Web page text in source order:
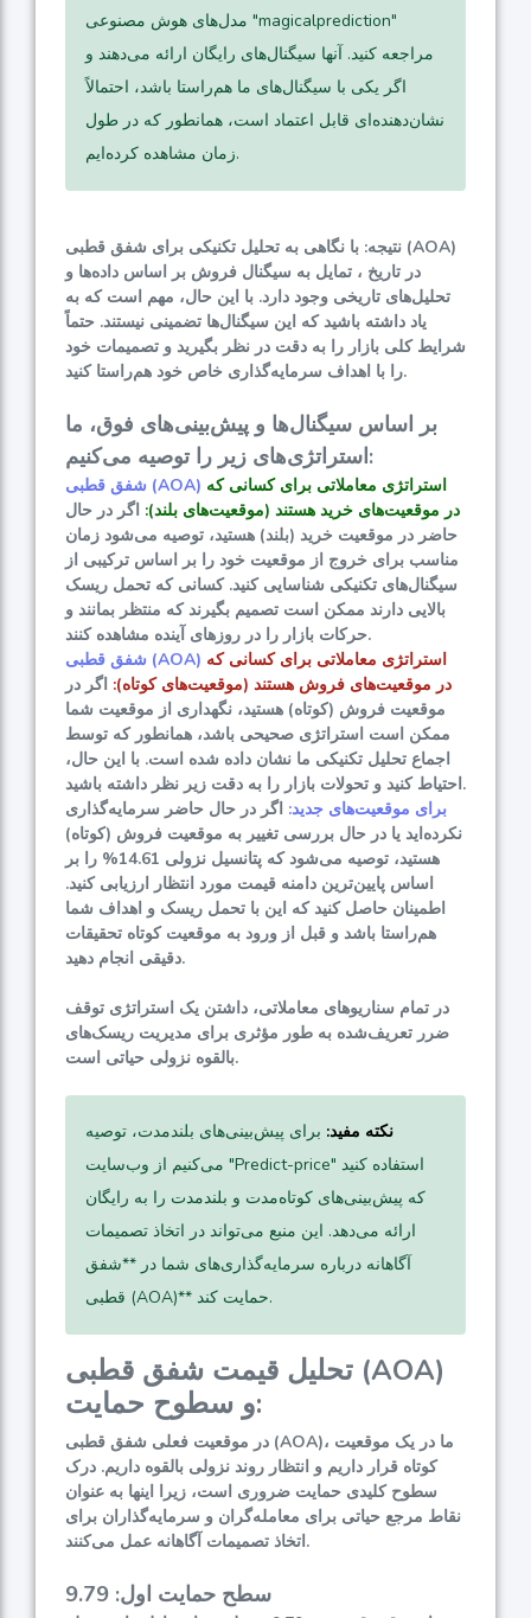
مدل‌های هوش مصنوعی "magicalprediction"
مراجعه کنید. آنها سیگنال‌های رایگان ارائه می‌دهند و
اگر یکی با سیگنال‌های ما هم‌راستا باشد، احتمالاً
نشان‌دهنده‌ای قابل اعتماد است، همانطور که در طول
زمان مشاهده کرده‌ایم.
نتیجه: با نگاهی به تحلیل تکنیکی برای شفق قطبی (AOA)
در تاریخ ، تمایل به سیگنال فروش بر اساس داده‌ها و
تحلیل‌های تاریخی وجود دارد. با این حال، مهم است که به
یاد داشته باشید که این سیگنال‌ها تضمینی نیستند. حتماً
شرایط کلی بازار را به دقت در نظر بگیرید و تصمیمات خود
را با اهداف سرمایه‌گذاری خاص خود هم‌راستا کنید.
بر اساس سیگنال‌ها و پیش‌بینی‌های فوق، ما
استراتژی‌های زیر را توصیه می‌کنیم:
شفق قطبی (AOA) استراتژی معاملاتی برای کسانی که
در موقعیت‌های خرید هستند (موقعیت‌های بلند): اگر در حال
حاضر در موقعیت خرید (بلند) هستید، توصیه می‌شود زمان
مناسب برای خروج از موقعیت خود را بر اساس ترکیبی از
سیگنال‌های تکنیکی شناسایی کنید. کسانی که تحمل ریسک
بالایی دارند ممکن است تصمیم بگیرند که منتظر بمانند و
حرکات بازار را در روزهای آینده مشاهده کنند.
شفق قطبی (AOA) استراتژی معاملاتی برای کسانی که
در موقعیت‌های فروش هستند (موقعیت‌های کوتاه): اگر در
موقعیت فروش (کوتاه) هستید، نگهداری از موقعیت شما
ممکن است استراتژی صحیحی باشد، همانطور که توسط
اجماع تحلیل تکنیکی ما نشان داده شده است. با این حال،
احتیاط کنید و تحولات بازار را به دقت زیر نظر داشته باشید.
برای موقعیت‌های جدید: اگر در حال حاضر سرمایه‌گذاری
نکرده‌اید یا در حال بررسی تغییر به موقعیت فروش (کوتاه)
هستید، توصیه می‌شود که پتانسیل نزولی 14.61% را بر
اساس پایین‌ترین دامنه قیمت مورد انتظار ارزیابی کنید.
اطمینان حاصل کنید که این با تحمل ریسک و اهداف شما
هم‌راستا باشد و قبل از ورود به موقعیت کوتاه تحقیقات
دقیقی انجام دهید.
در تمام سناریوهای معاملاتی، داشتن یک استراتژی توقف
ضرر تعریف‌شده به طور مؤثری برای مدیریت ریسک‌های
بالقوه نزولی حیاتی است.
نکته مفید: برای پیش‌بینی‌های بلندمدت، توصیه
می‌کنیم از وب‌سایت "Predict-price" استفاده کنید
که پیش‌بینی‌های کوتاه‌مدت و بلندمدت را به رایگان
ارائه می‌دهد. این منبع می‌تواند در اتخاذ تصمیمات
آگاهانه درباره سرمایه‌گذاری‌های شما در **شفق
قطبی (AOA)** حمایت کند.
تحلیل قیمت شفق قطبی (AOA)
و سطوح حمایت:
در موقعیت فعلی شفق قطبی (AOA)، ما در یک موقعیت
کوتاه قرار داریم و انتظار روند نزولی بالقوه داریم. درک
سطوح کلیدی حمایت ضروری است، زیرا اینها به عنوان
نقاط مرجع حیاتی برای معامله‌گران و سرمایه‌گذاران برای
اتخاذ تصمیمات آگاهانه عمل می‌کنند.
سطح حمایت اول: 9.79